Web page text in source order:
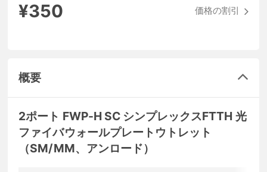
¥350 価格の割引
概要
2ポート FWP-H SC シンプレックスFTTH 光
ファイバウォールプレートウトレット
（SM/MM、アンロード）